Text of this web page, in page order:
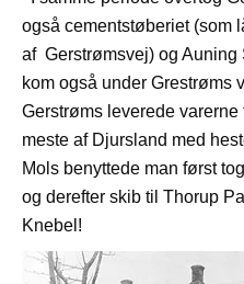
også cementstøberiet (som
af Gerstrømsvej) og
kom også under Grestrøms
Gerstrøms leverede varerne
meste af Djursland med
Mols benyttede man først
og derefter skib til Thorup
Knebel!